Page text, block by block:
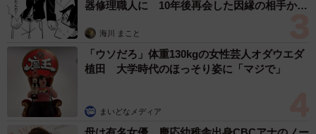
勘違いが生んだ組み合わせはもちろん気まずい（高円寺くん提供）
やっとのことで校庭に到着するも、門には「本日貸切」の
札が。高円寺くんはハジメ君を気の毒に思い、近所の駄菓
子屋に誘います。ところが駄菓子屋に着いてから2人ともお
金をもっていないことに気づく始末。再び気まずい沈黙が
器修理職人に 10年後再会した因縁の相手から
海川 まこと
「ウソだろ」体重130kgの女性芸人オダウエダ
植田 大学時代のほっそり姿に「マジで」
まいどなメディア